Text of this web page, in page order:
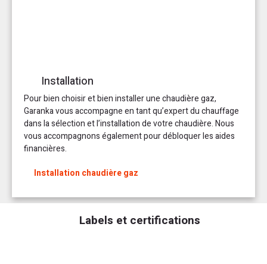
Installation
Pour bien choisir et bien installer une chaudière gaz,
Garanka vous accompagne en tant qu’expert du chauffage
dans la sélection et l’installation de votre chaudière. Nous
vous accompagnons également pour débloquer les aides
financières.
Installation chaudière gaz
Labels et certifications